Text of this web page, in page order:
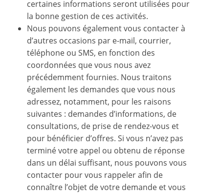
certaines informations seront utilisées pour
la bonne gestion de ces activités.
Nous pouvons également vous contacter à
d’autres occasions par e-mail, courrier,
téléphone ou SMS, en fonction des
coordonnées que vous nous avez
précédemment fournies. Nous traitons
également les demandes que vous nous
adressez, notamment, pour les raisons
suivantes : demandes d’informations, de
consultations, de prise de rendez-vous et
pour bénéficier d’offres. Si vous n’avez pas
terminé votre appel ou obtenu de réponse
dans un délai suffisant, nous pouvons vous
contacter pour vous rappeler afin de
connaître l’objet de votre demande et vous